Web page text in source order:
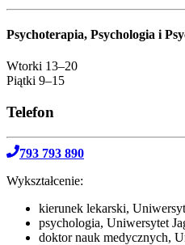
Psychoterapia, Psychologia i
Wtorki 13–20
Piątki 9–15
Telefon
793 793 890
Wykształcenie:
kie­ru­nek lekar­ski,
psy­cho­lo­gia, Uniwersytet
dok­tor nauk medycz­nych,